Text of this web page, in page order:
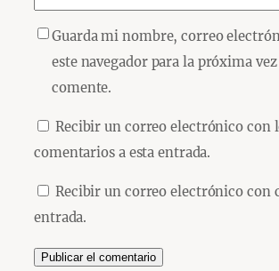
Guarda mi nombre, correo
este navegador para la próxima vez
comente.
Recibir un correo electrónico con
comentarios a esta entrada.
Recibir un correo electrónico con
entrada.